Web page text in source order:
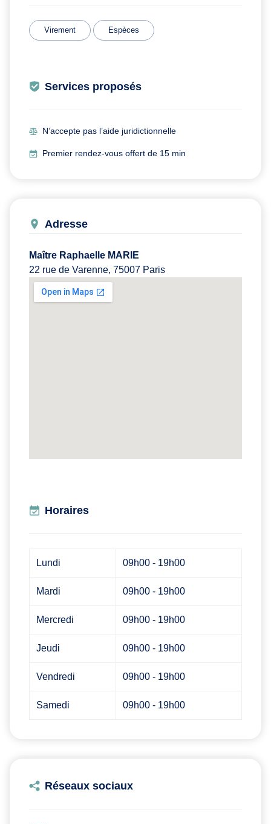
Virement Espèces
Services proposés
N’accepte pas l’aide juridictionnelle
Premier rendez-vous offert de 15 min
Adresse
Maître Raphaelle MARIE
22 rue de Varenne, 75007 Paris
Horaires
Lundi 09h00 - 19h00
Mardi 09h00 - 19h00
Mercredi 09h00 - 19h00
Jeudi 09h00 - 19h00
Vendredi 09h00 - 19h00
Samedi 09h00 - 19h00
Réseaux sociaux